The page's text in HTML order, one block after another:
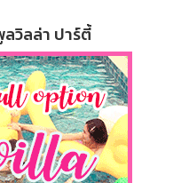
วิลล่า ปาร์ตี้